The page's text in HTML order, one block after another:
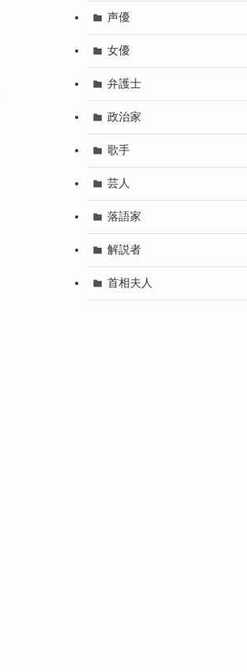
声優
女優
弁護士
政治家
歌手
芸人
落語家
解説者
首相夫人